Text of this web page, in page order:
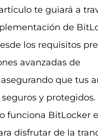
te guiará a
de
los requisitos
avanzadas de
que tus
y protegidos.
funciona BitLocker
disfrutar de la